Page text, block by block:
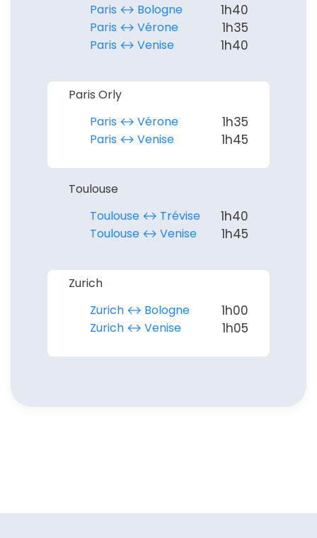
Paris ↔︎ Bologne
1h40
Paris ↔︎ Vérone 1h35
Paris ↔︎ Venise 1h40
Paris Orly
Paris ↔︎ Vérone
1h35
Paris ↔︎ Venise 1h45
Toulouse
Toulouse ↔︎ Trévise
1h40
Toulouse ↔︎ Venise 1h45
Zurich
Zurich ↔︎ Bologne
1h00
Zurich ↔︎ Venise 1h05